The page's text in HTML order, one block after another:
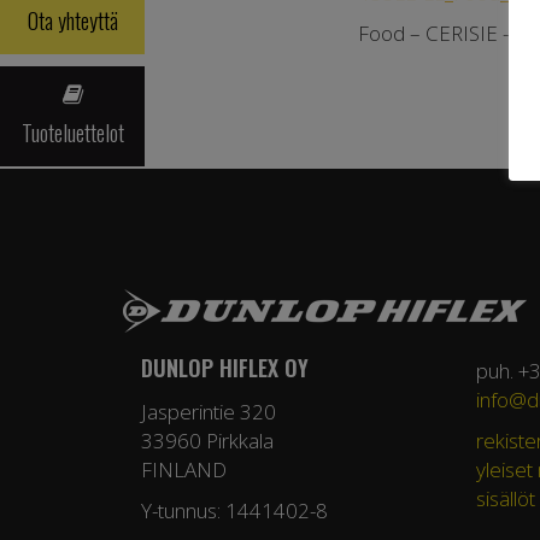
Ota yhteyttä
Tuoteluettelot
Food – CERISIE -
DUNLOP HIFLEX OY
Jasperintie 320
33960 Pirkkala
FINLAND
Y-tunnus: 1441402-8
puh.
yleiset
sisällöt